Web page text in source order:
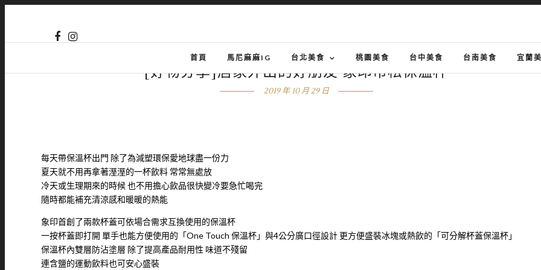
首頁 馬尼麻麻IG 台北美食 桃園美食 台中美食 台南美食 宜蘭
[好物分享]居家外出的好朋友 象印市松保溫杯
2019 年 10 月 29 日
每天帶保溫杯出門 除了為減塑環保愛地球盡一份力
夏天就不用再拿著溼溼的一杯飲料 常常無處放
冷天或生理期來的時候 也不用擔心飲品很快變冷要急忙喝完
隨時都能補充清涼感和暖暖的熱能
象印首創了兩款杯蓋可依場合需求互換使用的保溫杯
一按杯蓋即打開 單手也能方便使用的「One Touch 保溫杯」與4公分廣口徑設計 更方便盛裝冰塊或熱飲的「可分解杯蓋保溫杯」
保溫杯內雙層防沾塗層 除了提高產品耐用性 味道不殘留
連含鹽的運動飲料也可安心盛裝